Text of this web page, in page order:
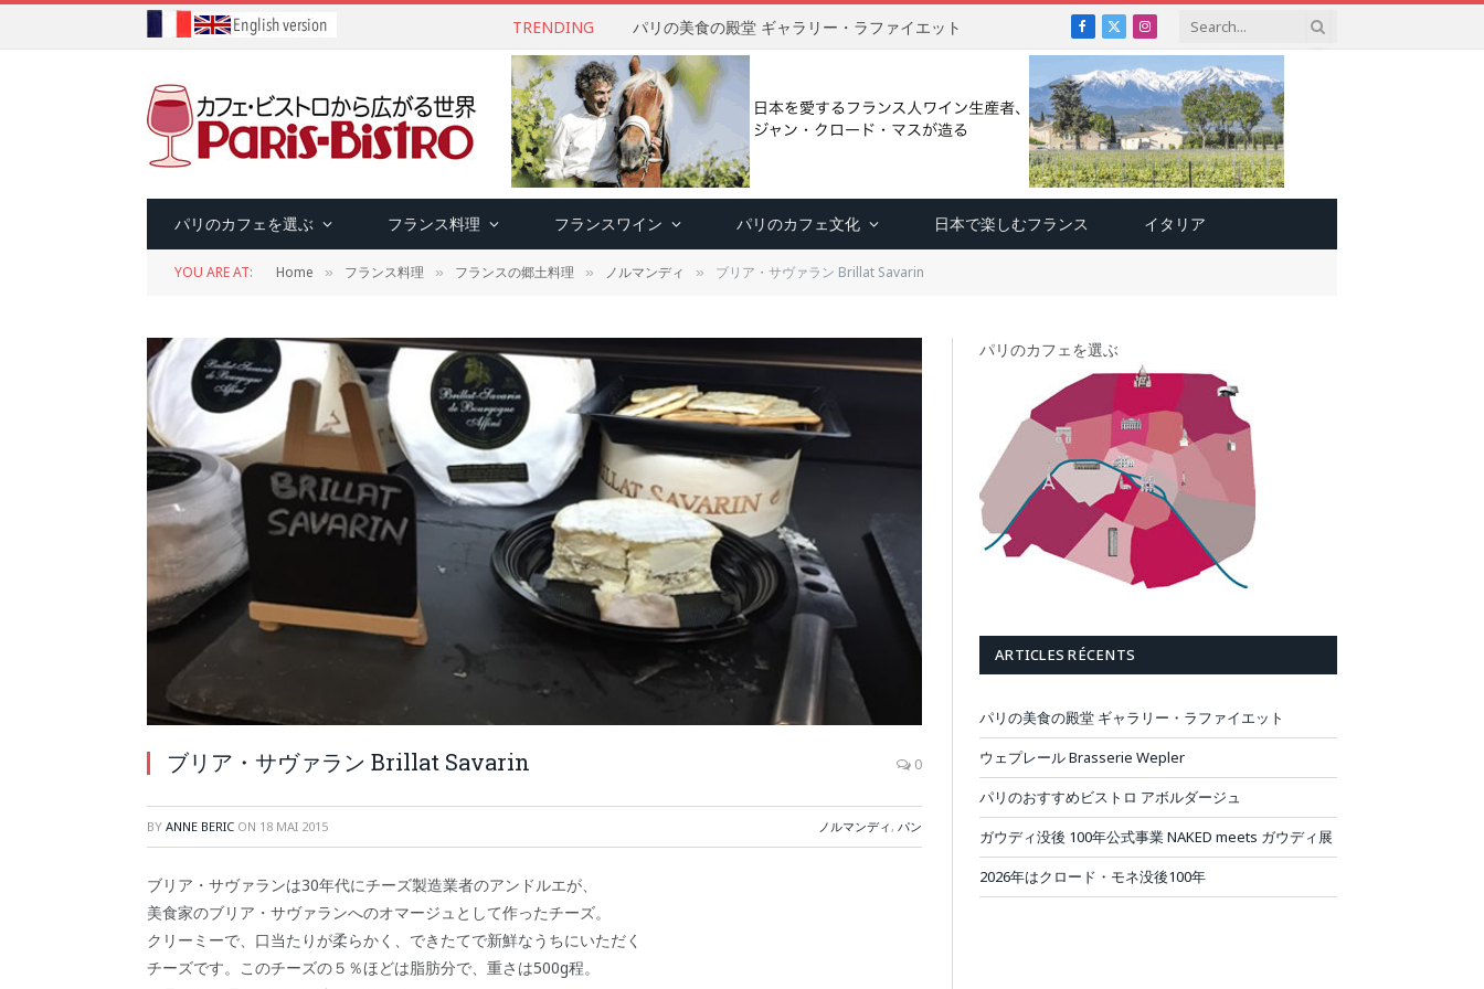
TRENDING パリの美食の殿堂 ギャラリー・ラファイエット Facebook
X
(Twitter)
Instagram
パリのカフェを選ぶ フランス料理 フランスワイン パリのカフェ文化 日本で楽しむフランス イタリア
YOU ARE AT: Home » フランス料理 » フランスの郷土料理 » ノルマンディ » ブリア・サヴァラン Brillat Savarin
ブリア・サヴァラン Brillat Savarin 0
BY ANNE BERIC ON 18 MAI 2015 ノルマンディ , パン
ブリア・サヴァランは30年代にチーズ製造業者のアンドルエが、
美食家のブリア・サヴァランへのオマージュとして作ったチーズ。
クリーミーで、口当たりが柔らかく、できたてで新鮮なうちにいただく
チーズです。このチーズの５％ほどは脂肪分で、重さは500g程。
パリのカフェを選ぶ
ARTICLES RÉCENTS
パリの美食の殿堂 ギャラリー・ラファイエット
ウェプレール Brasserie Wepler
パリのおすすめビストロ アボルダージュ
ガウディ没後 100年公式事業 NAKED meets ガウディ展
2026年はクロード・モネ没後100年